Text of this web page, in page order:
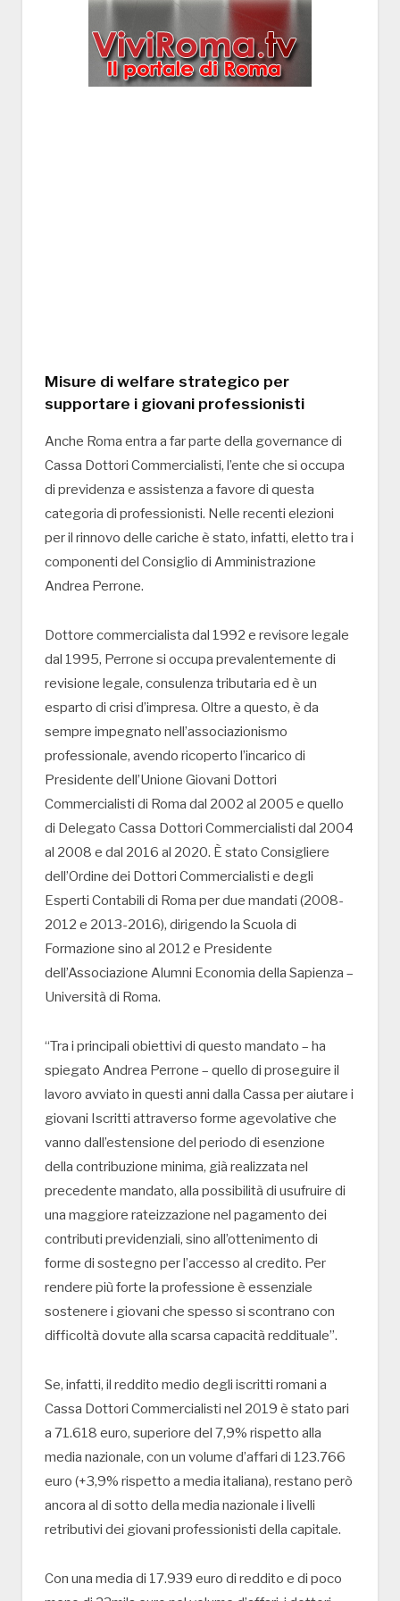
Misure di welfare strategico per
supportare i giovani professionisti
Anche Roma entra a far parte della governance di
Cassa Dottori Commercialisti, l’ente che si occupa
di previdenza e assistenza a favore di questa
categoria di professionisti. Nelle recenti elezioni
per il rinnovo delle cariche è stato, infatti, eletto tra i
componenti del Consiglio di Amministrazione
Andrea Perrone.
Dottore commercialista dal 1992 e revisore legale
dal 1995, Perrone si occupa prevalentemente di
revisione legale, consulenza tributaria ed è un
esparto di crisi d’impresa. Oltre a questo, è da
sempre impegnato nell’associazionismo
professionale, avendo ricoperto l’incarico di
Presidente dell’Unione Giovani Dottori
Commercialisti di Roma dal 2002 al 2005 e quello
di Delegato Cassa Dottori Commercialisti dal 2004
al 2008 e dal 2016 al 2020. È stato Consigliere
dell’Ordine dei Dottori Commercialisti e degli
Esperti Contabili di Roma per due mandati (2008-
2012 e 2013-2016), dirigendo la Scuola di
Formazione sino al 2012 e Presidente
dell’Associazione Alumni Economia della Sapienza –
Università di Roma.
“Tra i principali obiettivi di questo mandato – ha
spiegato Andrea Perrone – quello di proseguire il
lavoro avviato in questi anni dalla Cassa per aiutare i
giovani Iscritti attraverso forme agevolative che
vanno dall’estensione del periodo di esenzione
della contribuzione minima, già realizzata nel
precedente mandato, alla possibilità di usufruire di
una maggiore rateizzazione nel pagamento dei
contributi previdenziali, sino all’ottenimento di
forme di sostegno per l’accesso al credito. Per
rendere più forte la professione è essenziale
sostenere i giovani che spesso si scontrano con
difficoltà dovute alla scarsa capacità reddituale”.
Se, infatti, il reddito medio degli iscritti romani a
Cassa Dottori Commercialisti nel 2019 è stato pari
a 71.618 euro, superiore del 7,9% rispetto alla
media nazionale, con un volume d’affari di 123.766
euro (+3,9% rispetto a media italiana), restano però
ancora al di sotto della media nazionale i livelli
retributivi dei giovani professionisti della capitale.
Con una media di 17.939 euro di reddito e di poco